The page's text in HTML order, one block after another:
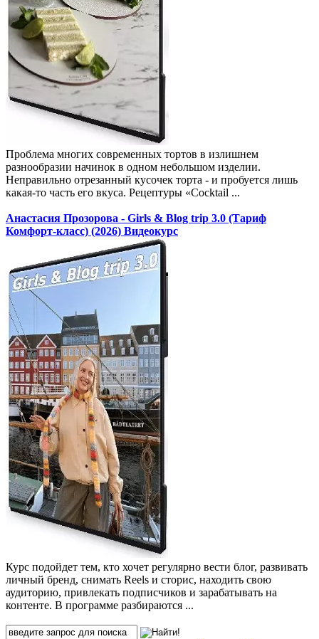
Проблема многих современных тортов в излишнем
разнообразии начинок в одном небольшом изделии.
Неправильно отрезанный кусочек торта - и пробуется лишь
какая-то часть его вкуса. Рецептуры «Cocktail ...
Анастасия Прозорова - Girls & Blog trip 3.0 (Тариф
Комфорт-класс) (2026) Видеокурс
Курс подойдет тем, кто хочет регулярно вести блог, развивать
личный бренд, снимать Reels и сторис, находить свою
аудиторию, привлекать подписчиков и зарабатывать на
контенте. В программе разбираются ...